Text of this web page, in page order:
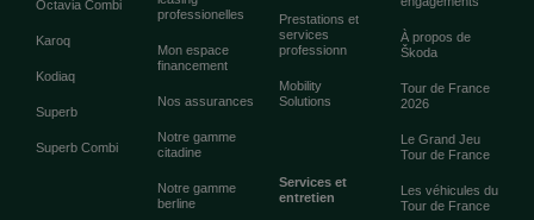
Octavia Combi
Karoq
Kodiaq
Superb
Superb Combi
professionelles
Mon espace
financement
Nos assurances
Notre gamme
citadine
Notre gamme
berline
Prestations et
services
professionn
Mobility
Solutions
Services et
entretien
À propos de
Škoda
Tour de France
2026
Le Grand Jeu
Tour de France
Les véhicules du
Tour de France